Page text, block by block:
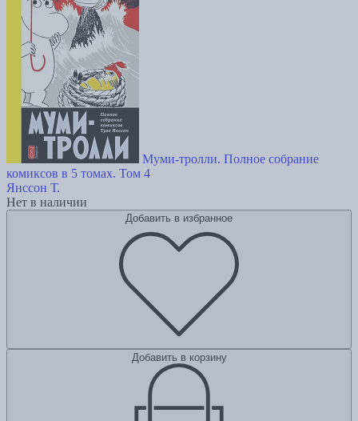
Муми-тролли. Полное собрание
комиксов в 5 томах. Том 4
Янссон Т.
Нет в наличии
Добавить в избранное
Добавить в корзину